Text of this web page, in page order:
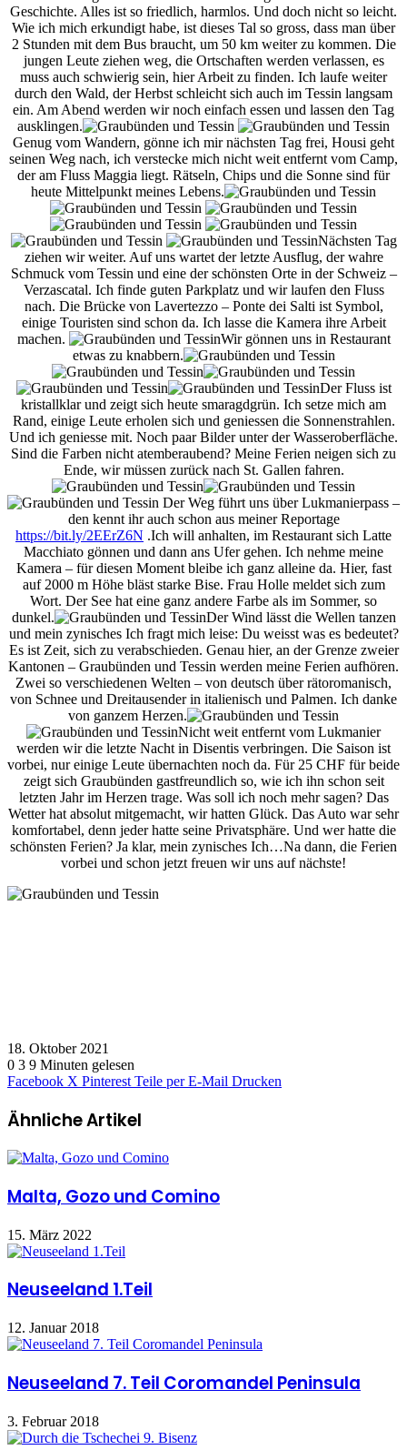
Geschichte. Alles ist so friedlich, harmlos. Und doch nicht so leicht.
Wie ich mich erkundigt habe, ist dieses Tal so gross, dass man über
2 Stunden mit dem Bus braucht, um 50 km weiter zu kommen. Die
jungen Leute ziehen weg, die Ortschaften werden verlassen, es
muss auch schwierig sein, hier Arbeit zu finden. Ich laufe weiter
durch den Wald, der Herbst schleicht sich auch im Tessin langsam
ein. Am Abend werden wir noch einfach essen und lassen den Tag
ausklingen.
Genug vom Wandern, gönne ich mir nächsten Tag frei, Housi geht
seinen Weg nach, ich verstecke mich nicht weit entfernt vom Camp,
der am Fluss Maggia liegt. Rätseln, Chips und die Sonne sind für
heute Mittelpunkt meines Lebens.
Nächsten Tag
ziehen wir weiter. Auf uns wartet der letzte Ausflug, der wahre
Schmuck vom Tessin und eine der schönsten Orte in der Schweiz –
Verzascatal. Ich finde guten Parkplatz und wir laufen den Fluss
nach. Die Brücke von Lavertezzo – Ponte dei Salti ist Symbol,
einige Touristen sind schon da. Ich lasse die Kamera ihre Arbeit
machen.
Wir gönnen uns in Restaurant
etwas zu knabbern.
Der Fluss ist
kristallklar und zeigt sich heute smaragdgrün. Ich setze mich am
Rand, einige Leute erholen sich und geniessen die Sonnenstrahlen.
Und ich geniesse mit. Noch paar Bilder unter der Wasseroberfläche.
Sind die Farben nicht atemberaubend? Meine Ferien neigen sich zu
Ende, wir müssen zurück nach St. Gallen fahren.
Der Weg führt uns über Lukmanierpass –
den kennt ihr auch schon aus meinerReportage
https://bit.ly/2EErZ6N .Ich will anhalten, im Restaurant sich Latte
Macchiato gönnen und dann ans Ufer gehen. Ich nehme meine
Kamera – für diesen Moment bleibe ich ganz alleine da. Hier, fast
auf 2000 m Höhe bläst starke Bise. Frau Holle meldet sich zum
Wort. Der See hat eine ganz andere Farbe als im Sommer, so
dunkel.
Der Wind lässt die Wellen tanzen
und mein zynisches Ich fragt mich leise: Du weisst was es bedeutet?
Es ist Zeit, sich zu verabschieden. Genau hier, an der Grenze zweier
Kantonen – Graubünden und Tessin werden meine Ferien aufhören.
Zwei so verschiedenen Welten – von deutsch über rätoromanisch,
von Schnee und Dreitausender in italienisch und Palmen. Ich danke
von ganzem Herzen.
Nicht weit entfernt vom Lukmanier
werden wir die letzte Nacht in Disentis verbringen. Die Saison ist
vorbei, nur einige Leute übernachten noch da. Für 25 CHF für beide
zeigt sich Graubünden gastfreundlich so, wie ich ihn schon seit
letzten Jahr im Herzen trage. Was soll ich noch mehr sagen? Das
Wetter hat absolut mitgemacht, wir hatten Glück. Das Auto war sehr
komfortabel, denn jeder hatte seine Privatsphäre. Und wer hatte die
schönsten Ferien? Ja klar, mein zynisches Ich…Na dann, die Ferien
vorbei und schon jetzt freuen wir uns auf nächste!
18. Oktober 2021
0 3 9 Minuten gelesen
Facebook X Pinterest Teile per E-Mail Drucken
Ähnliche Artikel
Malta, Gozo und Comino
15. März 2022
Neuseeland 1.Teil
12. Januar 2018
Neuseeland 7. Teil Coromandel Peninsula
3. Februar 2018